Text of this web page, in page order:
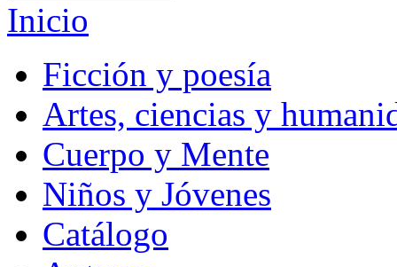
Inicio
Ficción y poesía
Artes, ciencias y
Cuerpo y Mente
Niños y Jóvenes
Catálogo